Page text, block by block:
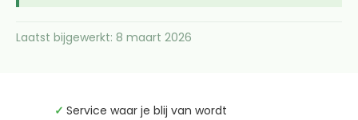
Laatst bijgewerkt: 8 maart 2026
✓ Service waar je blij van wordt